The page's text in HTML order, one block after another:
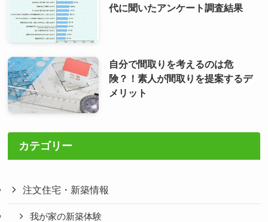
代に聞いたアンケート調査結果
自分で間取りを考えるのは危
険？！素人が間取りを提案するデ
メリット
カテゴリー
注文住宅・新築情報
我が家の新築体験